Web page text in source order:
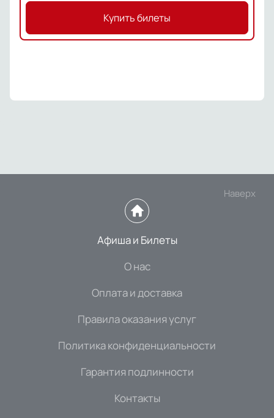
Купить билеты
Наверх
Афиша и Билеты
О нас
Оплата и доставка
Правила оказания услуг
Политика конфиденциальности
Гарантия подлинности
Контакты